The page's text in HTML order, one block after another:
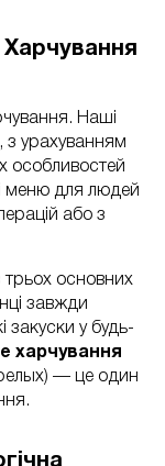
Наші
з урахуванням
особливостей
меню для людей
або з
трьох основних
завжди
закуски у будь-
харчування
— це один